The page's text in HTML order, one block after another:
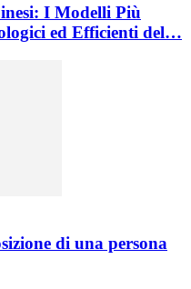
I Modelli Più
ed Efficienti del…
di una persona